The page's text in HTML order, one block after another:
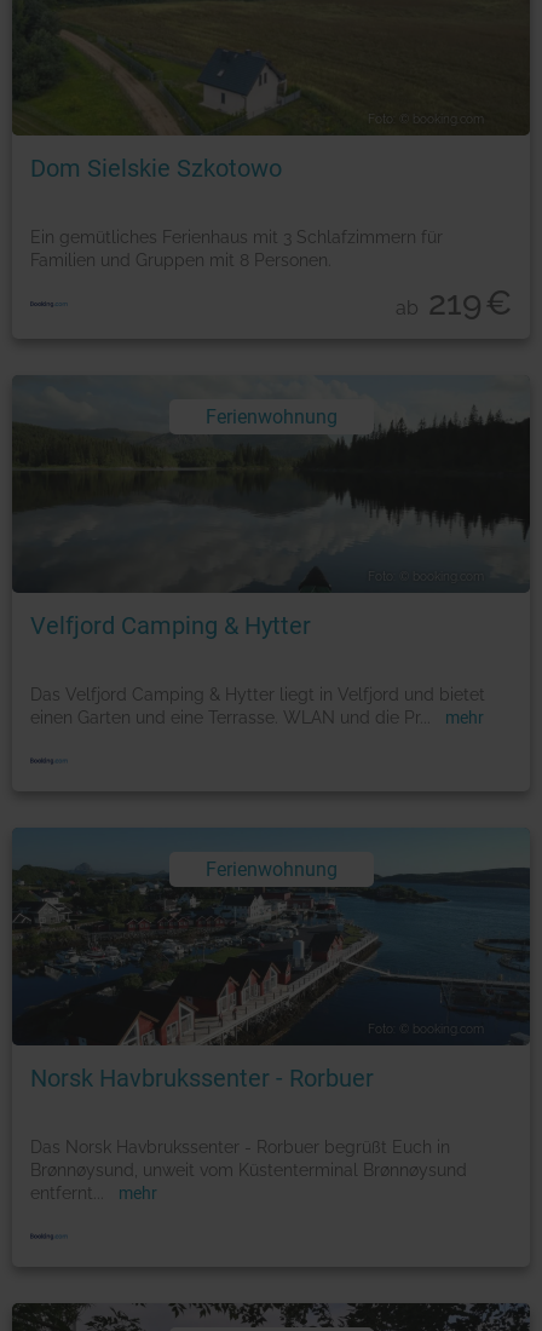
Foto: © booking.com
Dom Sielskie Szkotowo
Ein gemütliches Ferienhaus mit 3 Schlafzimmern für
Familien und Gruppen mit 8 Personen.
ab 219€
Ferienwohnung
Velfjord Camping & Hytter
Das Velfjord Camping & Hytter liegt in Velfjord und bietet
einen Garten und eine Terrasse. WLAN und die Pr
mehr
Ferienwohnung
Foto: © booking.com
Norsk Havbrukssenter - Rorbuer
Das Norsk Havbrukssenter - Rorbuer begrüßt Euch in
Brønnøysund, unweit vom Küstenterminal Brønnøysund
entfernt
mehr